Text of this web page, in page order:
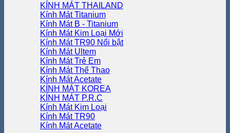
KÍNH MÁT THAILAND
Kính Mát Titanium
Kính Mát B - Titanium
Kính Mát Kim Loại
Kính Mát TR90
Kính Mát Ultem
Kính Mát Trẻ Em
Kính Mát Thể Thao
Kính Mát Acetate
KÍNH MÁT KOREA
KÍNH MÁT P.R.C
Kính Mát Kim Loại
Kính Mát TR90
Kính Mát Acetate